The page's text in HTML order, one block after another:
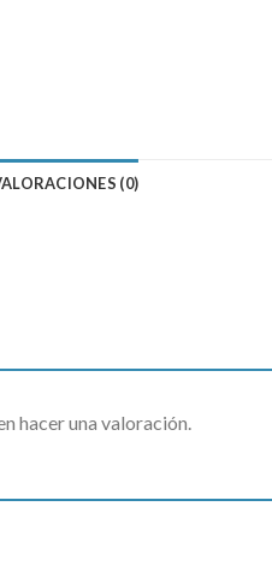
(0)
hacer una valoración.